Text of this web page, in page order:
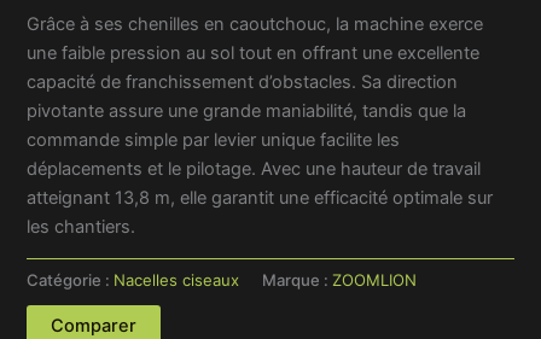
Grâce à ses chenilles en caoutchouc, la machine exerce
une faible pression au sol tout en offrant une excellente
capacité de franchissement d’obstacles. Sa direction
pivotante assure une grande maniabilité, tandis que la
commande simple par levier unique facilite les
déplacements et le pilotage. Avec une hauteur de travail
atteignant 13,8 m, elle garantit une efficacité optimale sur
les chantiers.
Catégorie : Nacelles ciseaux Marque : ZOOMLION
Comparer